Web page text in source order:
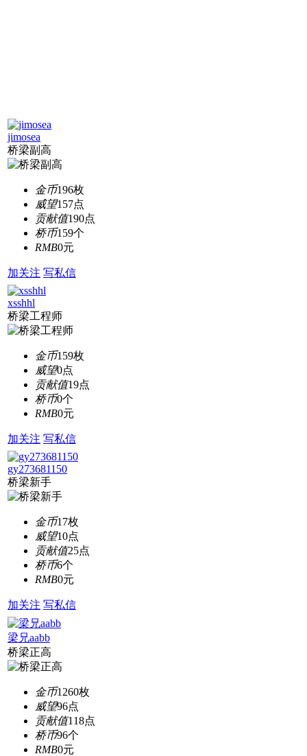
jimosea
桥梁副高
金币196枚
威望157点
贡献值190点
桥币159个
RMB0元
加关注 写私信
xsshhl
桥梁工程师
金币159枚
威望0点
贡献值19点
桥币0个
RMB0元
加关注 写私信
gy273681150
桥梁新手
金币17枚
威望10点
贡献值25点
桥币6个
RMB0元
加关注 写私信
梁兄aabb
桥梁正高
金币1260枚
威望96点
贡献值118点
桥币96个
RMB0元